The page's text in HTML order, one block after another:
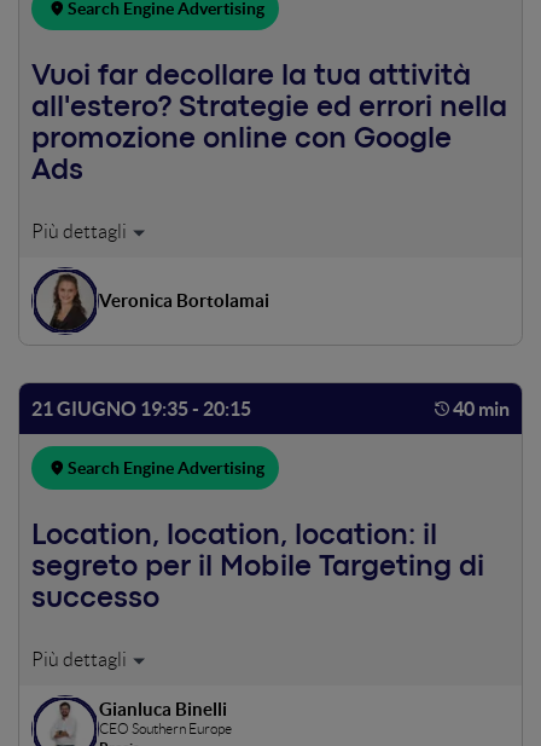
Search Engine Advertising
Vuoi far decollare la tua attività
all'estero? Strategie ed errori nella
promozione online con Google
Ads
Pensi che attivare campagne per un mercato straniero sia
Ti mostrerò come promuovere il tuo business all’estero
con Google Ads per ottenere le miglior performance di
fatturato e ROI. Vedremo quali sono le impostazioni ideali
illustrerò le best practice per scrivere annunci ed
estensioni accattivanti e in linea con il tuo target!
Veronica Bortolamai
21 GIUGNO 19:35 - 20:15 40 min
Search Engine Advertising
Location, location, location: il
segreto per il Mobile Targeting di
successo
Presentiamo 4 esempi concreti su come sfruttare le
messaggio più rilevante e gestire GADs in maniera
programmatica.
Gianluca Binelli
CEO Southern Europe